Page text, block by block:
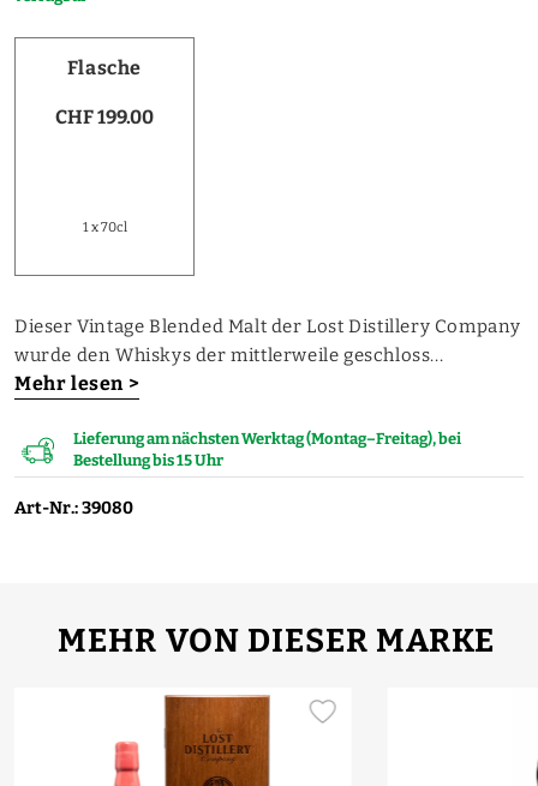
Flasche
CHF 199.00
1 x 70cl
Dieser Vintage Blended Malt der Lost Distillery Company
wurde den Whiskys der mittlerweile geschloss...
Mehr lesen >
Lieferung am nächsten Werktag (Montag–Freitag), bei
Bestellung bis 15 Uhr
Art-Nr.: 39080
MEHR VON DIESER MARKE